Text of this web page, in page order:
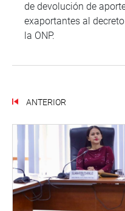
de devolución de
exaportantes al
la ONP.
ANTERIOR